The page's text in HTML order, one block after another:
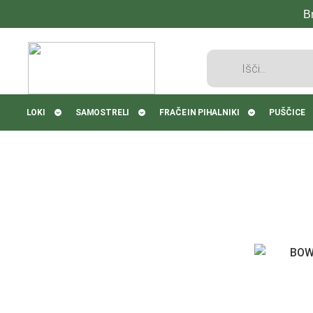
Products
LOKI SAMOSTRELI FRAČE IN PIHALNIKI PUŠČICE